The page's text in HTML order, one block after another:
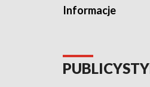
Informacje